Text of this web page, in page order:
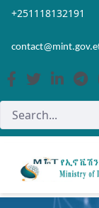
Skip to Main
Open
+251118132191